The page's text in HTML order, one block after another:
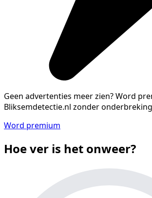
Geen advertenties meer zien?Word
Bliksemdetectie.nl zonder
Word premium
Hoe ver is het onweer?